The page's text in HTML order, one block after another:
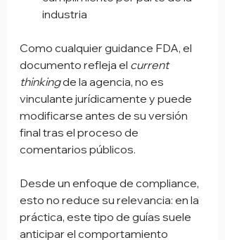
industria
Como cualquier guidance FDA, el
documento refleja el current
thinking de la agencia, no es
vinculante jurídicamente y puede
modificarse antes de su versión
final tras el proceso de
comentarios públicos.
Desde un enfoque de compliance,
esto no reduce su relevancia: en la
práctica, este tipo de guías suele
anticipar el comportamiento